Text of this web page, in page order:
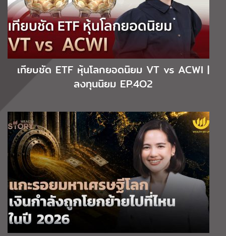
เทียบชัด ETF หุ้นโลกยอดนิยม VT vs ACWI |
ลงทุนนิยม EP.4O2